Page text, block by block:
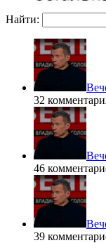
Найти:
32
46
39